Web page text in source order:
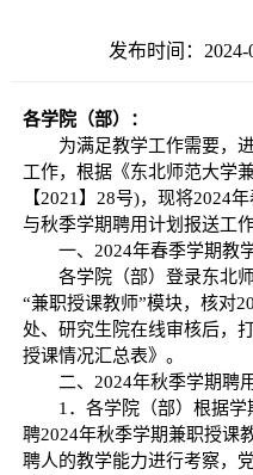
发布时间：
各学院（部）：
为满足教学工作需要，
工作，根据《东北师范大学
【2021】28号)，现将2024
与秋季学期聘用计划报送工
一、2024年春季学期教
各学院（部）登录东北
“兼职授课教师”模块，核对
处、研究生院在线审核后，
授课情况汇总表》。
二、2024年秋季学期聘
1．各学院（部）根据
聘2024年秋季学期兼职授课
聘人的教学能力进行考察，